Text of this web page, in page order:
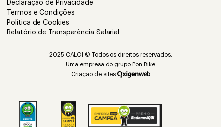
Declaração de Privacidade
Termos e Condições
Política de Cookies
Relatório de Transparência Salarial
2025 CALOI © Todos os direitos reservados.
Uma empresa do grupo Pon Bike
Criação de sites